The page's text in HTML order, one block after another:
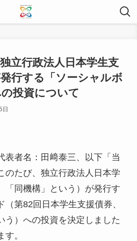
独立行政法人日本学生支
行する「ソーシャルボ
投資について
日
者名：田﨑泰三、以下「当
のたび、独立行政法人日本学
「同機構」という）が発行す
（第82回日本学生支援債券、
う）への投資を決定しました
。